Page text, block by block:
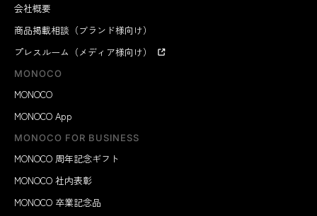
会社概要
商品掲載相談（ブランド様向け）
プレスルーム（メディア様向け）
MONOCO
MONOCO
MONOCO App
MONOCO FOR BUSINESS
MONOCO 周年記念ギフト
MONOCO 社内表彰
MONOCO 卒業記念品